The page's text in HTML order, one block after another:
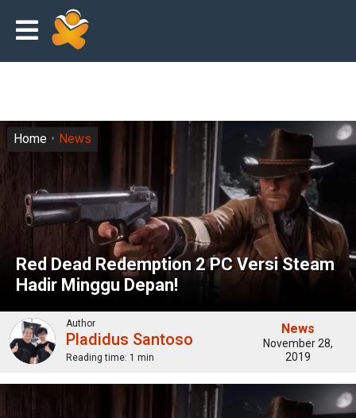
Red Dead Redemption 2 PC Versi Steam
Hadir Minggu Depan!
Home News
Author
Pladidus Santoso
Reading time: 1 min
News
November 28,
2019